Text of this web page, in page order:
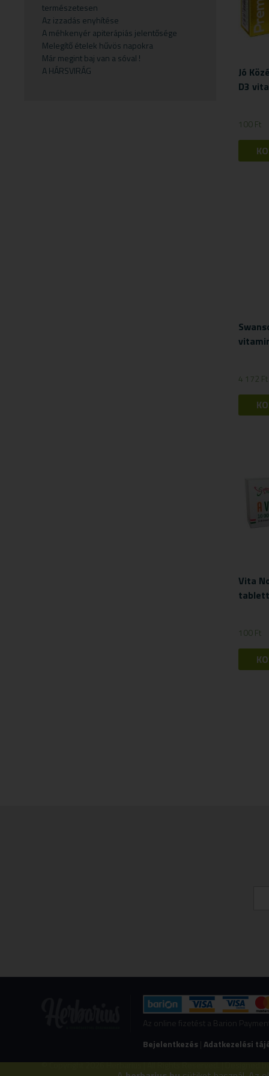
Jó
D3
100Ft
4 172 Ft
Vita
100Ft
Gyermekvállalás
Gyümölcspüré
Mosószerek
Napozószerek
Fejfájás
Felfázás
Fogínyvédelem
Gyomor és nyálkahártya védők
Testápolók
Tusfürdő
Szirupok
Üdítők
természetesen
Az izzadás enyhítése
A méhkenyér apiterápiás jelentősége
Melegítő ételek hűvös napokra
Már megint baj van a sóval !
A HÁRSVIRÁG
Az online fizetést a Barion
Bejelentkezés |Adatkezelési
© Copyright 2026 Herbarius | All Rights Reserved. | Designed